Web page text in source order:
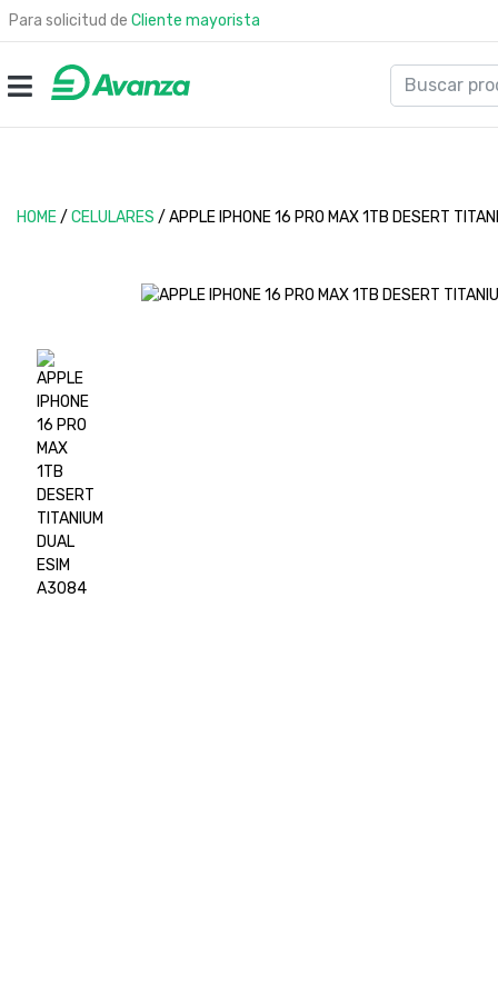
Para solicitud de Cliente mayorista
HOME/ CELULARES / APPLE IPHONE 16 PRO MAX 1TB DESERT